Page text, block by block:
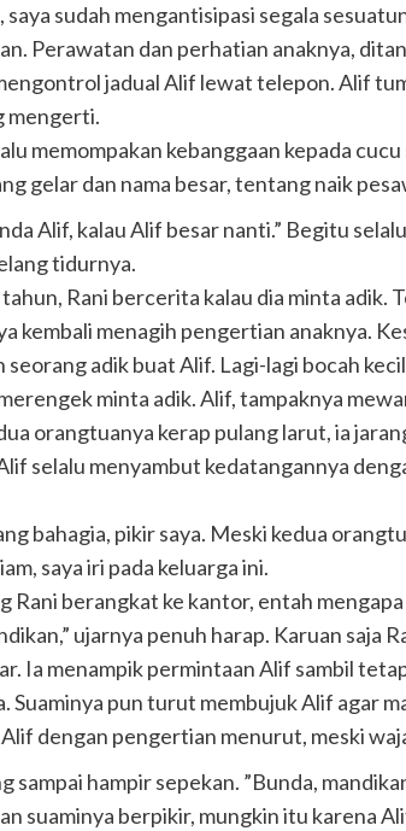
saya sudah mengantisipasi segala
Perawatan dan perhatian anaknya,
jadual Alif lewat telepon. Alif
mengerti.
memompakan kebanggaan kepada
gelar dan nama besar, tentang naik
Alif, kalau Alif besar nanti.” Begitu
tidurnya.
Rani bercerita kalau dia minta
kembali menagih pengertian anaknya.
adik buat Alif. Lagi-lagi bocah
minta adik. Alif, tampaknya
orangtuanya kerap pulang larut, ia
selalu menyambut kedatangannya
bahagia, pikir saya. Meski kedua
saya iri pada keluarga ini.
Rani berangkat ke kantor, entah
ujarnya penuh harap. Karuan saja
Ia menampik permintaan Alif sambil
Suaminya pun turut membujuk Alif agar
dengan pengertian menurut, meski
sampai hampir sepekan. ”Bunda,
suaminya berpikir, mungkin itu karena